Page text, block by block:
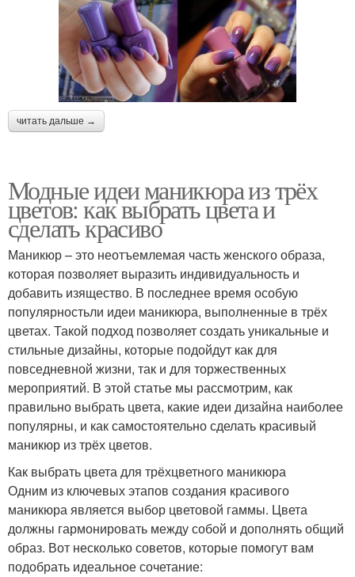
читать дальше →
Модные идеи маникюра из трёх
цветов: как выбрать цвета и
сделать красиво
Маникюр – это неотъемлемая часть женского образа,
которая позволяет выразить индивидуальность и
добавить изящество. В последнее время особую
популярностьли идеи маникюра, выполненные в трёх
цветах. Такой подход позволяет создать уникальные и
стильные дизайны, которые подойдут как для
повседневной жизни, так и для торжественных
мероприятий. В этой статье мы рассмотрим, как
правильно выбрать цвета, какие идеи дизайна наиболее
популярны, и как самостоятельно сделать красивый
маникюр из трёх цветов.
Как выбрать цвета для трёхцветного маникюра
Одним из ключевых этапов создания красивого
маникюра является выбор цветовой гаммы. Цвета
должны гармонировать между собой и дополнять общий
образ. Вот несколько советов, которые помогут вам
подобрать идеальное сочетание: